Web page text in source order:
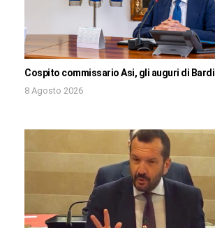
Cospito commissario Asi, gli auguri di Bardi
8 Agosto 2026